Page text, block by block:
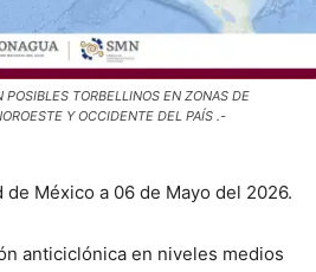
TORBELLINOS EN ZONAS DE
Y OCCIDENTE DEL PAÍS .-
de México a 06 de Mayo del 2026.
anticiclónica en niveles medios